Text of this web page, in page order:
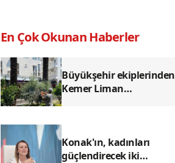
En Çok Okunan Haberler
Büyükşehir ekiplerinden
Kemer Liman
Konak'ın, kadınları
güçlendirecek iki